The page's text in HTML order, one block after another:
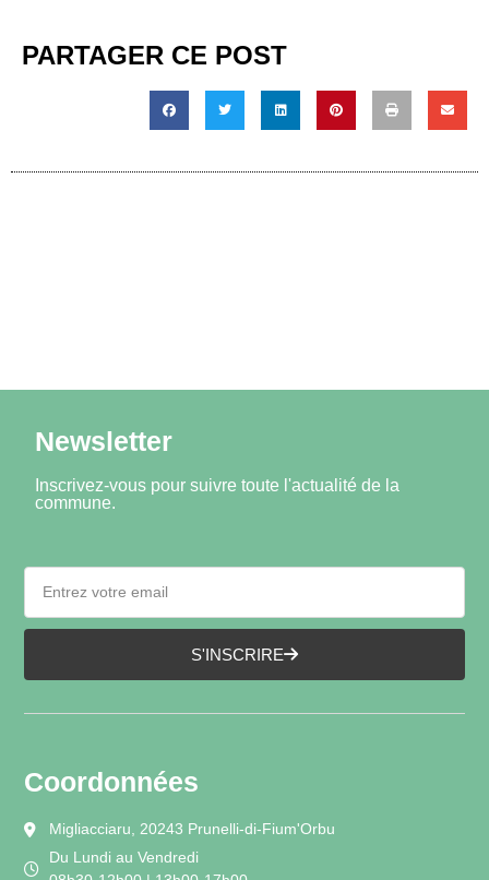
PARTAGER CE POST
Newsletter
Inscrivez-vous pour suivre toute l'actualité de la
commune.
S'INSCRIRE
Coordonnées
Migliacciaru, 20243 Prunelli-di-Fium'Orbu
Du Lundi au Vendredi